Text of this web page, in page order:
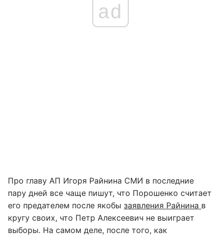
ad
Про главу АП Игоря Райнина СМИ в последние
пару дней все чаще пишут, что Порошенко считает
его предателем после якобы заявления Райнина в
кругу своих, что Петр Алексеевич не выиграет
выборы. На самом деле, после того, как